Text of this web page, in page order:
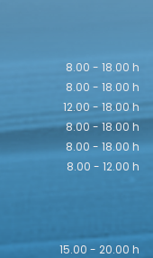
8.00 - 18.00 h
8.00 - 18.00 h
12.00 - 18.00 h
8.00 - 18.00 h
8.00 - 18.00 h
8.00 - 12.00 h
15.00 - 20.00 h